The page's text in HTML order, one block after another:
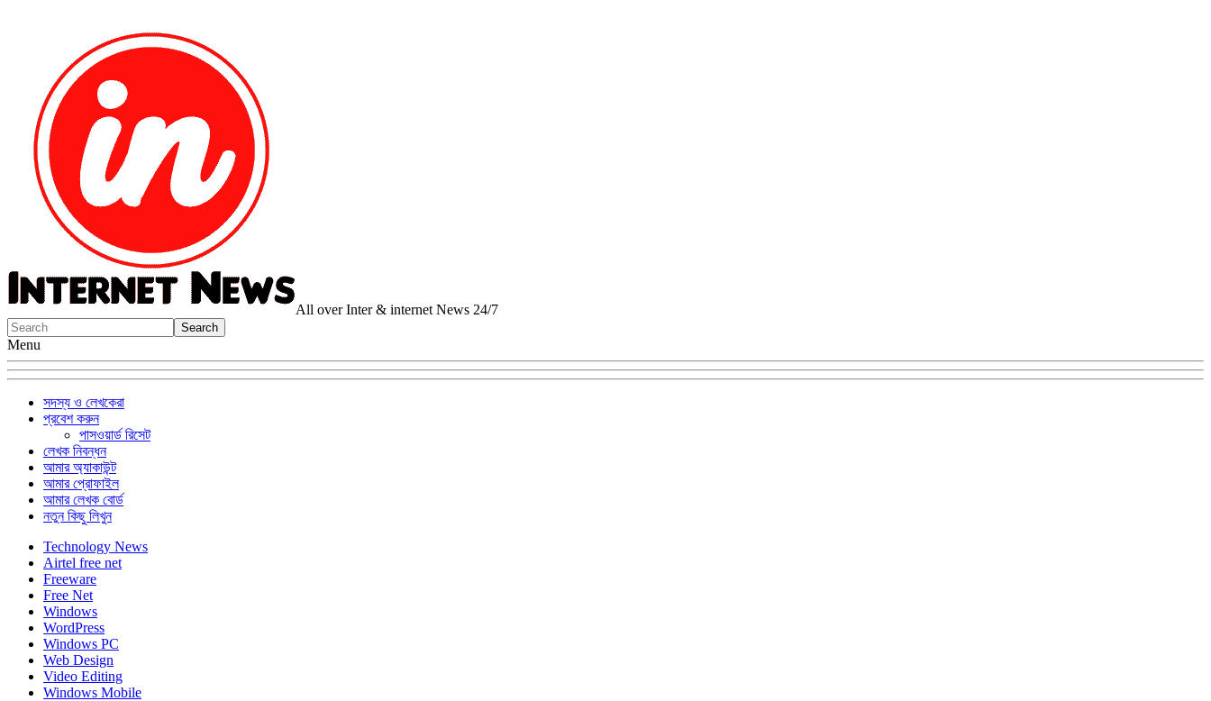
All over Inter & internet News 24/7
Menu
সদস্য ও লেখকেরা
প্রবেশ করুন
পাসওয়ার্ড রিসেট
লেখক নিবন্ধন
আমার অ্যাকাউন্ট
আমার প্রোফাইল
আমার লেখক বোর্ড
নতুন কিছু লিখুন
Technology News
Airtel free net
Freeware
Free Net
Windows
WordPress
Windows PC
Web Design
Video Editing
Windows Mobile